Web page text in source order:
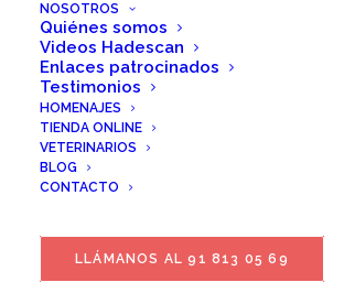
NOSOTROS
Quiénes somos
Videos Hadescan
Enlaces patrocinados
Testimonios
HOMENAJES
TIENDA ONLINE
VETERINARIOS
BLOG
CONTACTO
LLÁMANOS AL 91 813 05 69